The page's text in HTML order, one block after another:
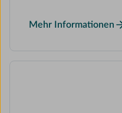
Mehr Informationen